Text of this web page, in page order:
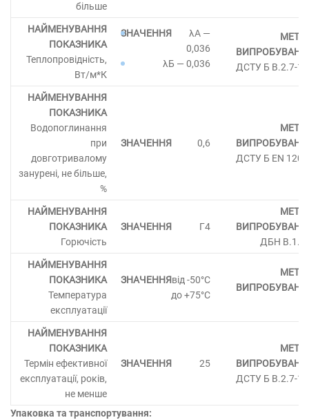
більше
Теплопровідність,
Вт/м*К
λА —
0,036
λБ — 0,036
ДСТУ Б В.2.7-
Водопоглинання
при
довготривалому
занурені, не більше,
%
0,6
ДСТУ Б EN
Горючість
Г4
ДБН
Температура
експлуатації
від -50°C
до +75°C
Термін ефективної
експлуатації, років,
не менше
25
ДСТУ Б В.2.7-
Упаковка та транспортування: